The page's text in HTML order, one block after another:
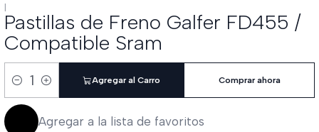
|
Pastillas de Freno Galfer FD455 /
Compatible Sram
Cantidad
Agregar al Carro Comprar ahora
Agregar a la lista de favoritos